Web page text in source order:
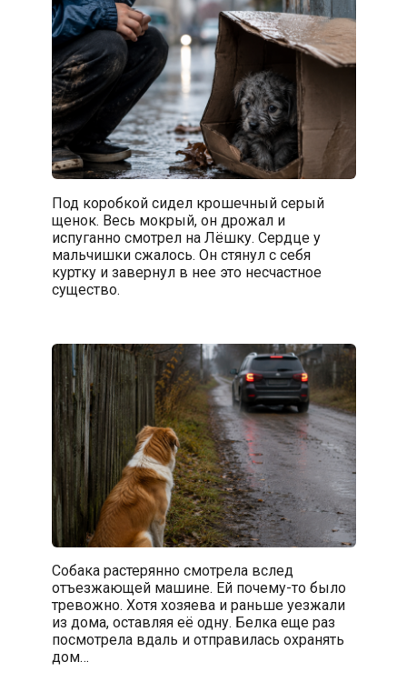
Под коробкой сидел крошечный серый
щенок. Весь мокрый, он дрожал и
испуганно смотрел на Лёшку. Сердце у
мальчишки сжалось. Он стянул с себя
куртку и завернул в нее это несчастное
существо.
Собака растерянно смотрела вслед
отъезжающей машине. Ей почему-то было
тревожно. Хотя хозяева и раньше уезжали
из дома, оставляя её одну. Белка еще раз
посмотрела вдаль и отправилась охранять
дом…